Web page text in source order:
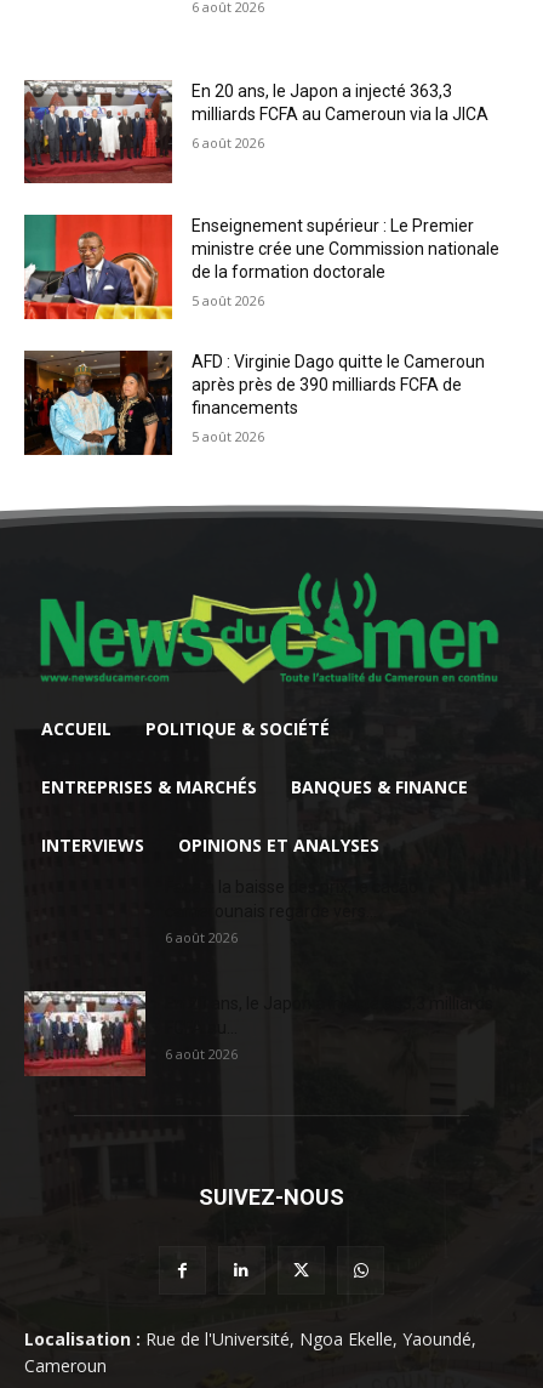
6 août 2026
En 20 ans, le Japon a injecté 363,3
milliards FCFA au Cameroun via la JICA
6 août 2026
Enseignement supérieur : Le Premier
ministre crée une Commission nationale
de la formation doctorale
5 août 2026
AFD : Virginie Dago quitte le Cameroun
après près de 390 milliards FCFA de
financements
5 août 2026
ACCUEIL POLITIQUE & SOCIÉTÉ
ENTREPRISES & MARCHÉS BANQUES & FINANCE
INTERVIEWS OPINIONS ET ANALYSES
6 août 2026
6 août 2026
SUIVEZ-NOUS
Localisation : Rue de l'Université, Ngoa Ekelle, Yaoundé,
Cameroun